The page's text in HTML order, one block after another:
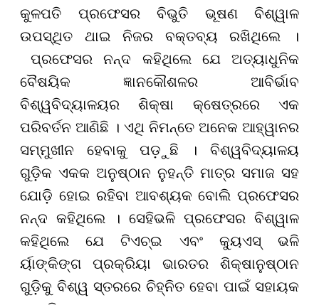
କୁଳପତି ପ୍ରଫେସର ବିଭୁତି ଭୂଷଣ ବିଶ୍ୱାଳ
ଉପସ୍ଥିତ ଥାଇ ନିଜର ବକ୍ତବ୍ୟ ରଖିଥିଲେ ।
ପ୍ରଫେସର ନନ୍ଦ କହିଥିଲେ ଯେ ଅତ୍ୟାଧୁନିକ
ବୈଷୟିକ ଜ୍ଞାନକୌଶଳର ଆବିର୍ଭାବ
ବିଶ୍ୱବିଦ୍ୟାଳୟର ଶିକ୍ଷା କ୍ଷେତ୍ରରେ ଏକ
ପରିବର୍ତନ ଆଣିଛି । ଏଥି ନିମନ୍ତେ ଅନେକ ଆହ୍ୱାନର
ସମ୍ମୁଖୀନ ହେବାକୁ ପଡ଼ୁଛି । ବିଶ୍ୱବିଦ୍ୟାଳୟ
ଗୁଡ଼ିକ ଏକକ ଅନୁଷ୍ଠାନ ନୁହନ୍ତି ମାତ୍ର ସମାଜ ସହ
ଯୋଡ଼ି ହୋଇ ରହିବା ଆବଶ୍ୟକ ବୋଲି ପ୍ରଫେସର
ନନ୍ଦ କହିଥିଲେ । ସେହିଭଳି ପ୍ରଫେସର ବିଶ୍ୱାଳ
କହିଥିଲେ ଯେ ଟିଏଚ୍ଇ ଏବଂ କ୍ୟୁଏସ୍ ଭଳି
ର୍ୟାଙ୍କିଙ୍ଗ ପ୍ରକ୍ରିୟା ଭାରତର ଶିକ୍ଷାନୁଷ୍ଠାନ
ଗୁଡ଼ିକୁ ବିଶ୍ୱ ସ୍ତରରେ ଚିହ୍ନିତ ହେବା ପାଇଁ ସହାୟକ